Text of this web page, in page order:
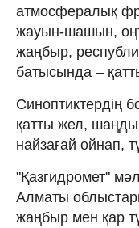
атмосфералық
жауын-шашын,
жаңбыр,
батысында –
Синоптиктердің
қатты жел, шаңды
найзағай ойнап,
"Қазгидромет"
Алматы
жаңбыр мен қар